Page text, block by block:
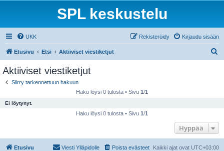
SPL keskustelu
UKK Kirjaudu sisään
Rekisteröidy
Etusivu Etsi Aktiiviset viestiketjut
Aktiiviset viestiketjut
Siirry tarkennettuun hakuun
Haku löysi 0 tulosta • Sivu 1/1
Ei löytynyt.
Haku löysi 0 tulosta • Sivu 1/1
Hyppää
Etusivu Kaikki ajat ovat UTC+03:00
Poista evästeet
Viesti Ylläpidolle